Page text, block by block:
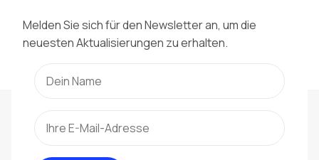
Melden Sie sich für den Newsletter an, um die
neuesten Aktualisierungen zu erhalten.